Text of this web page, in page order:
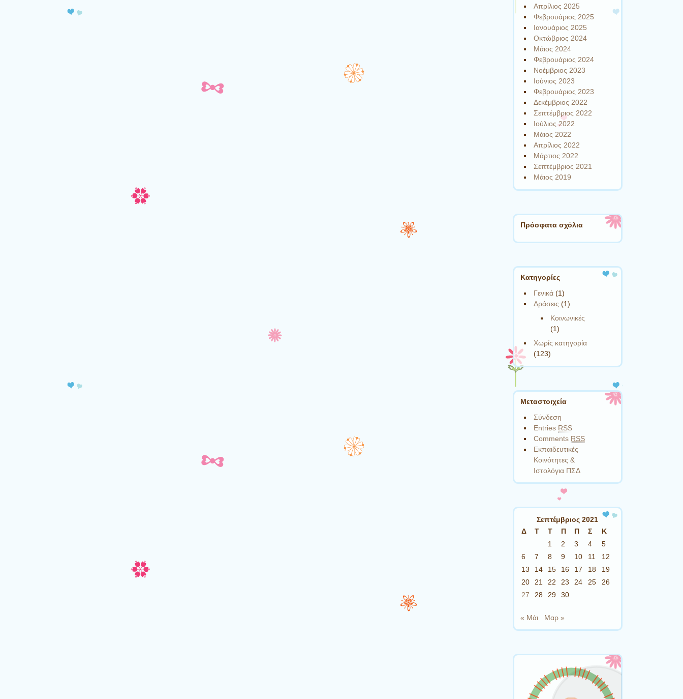
Απρίλιος 2025
Φεβρουάριος 2025
Ιανουάριος 2025
Οκτώβριος 2024
Μάιος 2024
Φεβρουάριος 2024
Νοέμβριος 2023
Ιούνιος 2023
Φεβρουάριος 2023
Δεκέμβριος 2022
Σεπτέμβριος 2022
Ιούλιος 2022
Μάιος 2022
Απρίλιος 2022
Μάρτιος 2022
Σεπτέμβριος 2021
Μάιος 2019
Πρόσφατα σχόλια
Kατηγορίες
Γενικά (1)
Δράσεις (1)
Κοινωνικές
(1)
Χωρίς κατηγορία
(123)
Μεταστοιχεία
Σύνδεση
Entries RSS
Comments RSS
Εκπαιδευτικές
Κοινότητες &
Ιστολόγια ΠΣΔ
Σεπτέμβριος 2021
Δ
Τ Τ Π Π Σ
Κ
1
2 3 4
5
6
7 8 9 10 11
12
13
14 15 16 17 18
19
20
21 22 23 24 25
26
27
28 29 30
« Μάι Μαρ »